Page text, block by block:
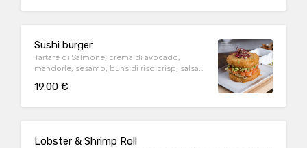
Sushi burger
Tartare di Salmone, crema di avocado,
mandorle, sesamo, buns di riso crisp, salsa
19.00 €
Lobster & Shrimp Roll